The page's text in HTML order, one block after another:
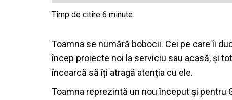
Toamna se numără bobocii. Cei pe care îi
încep proiecte noi la serviciu sau acasă, și
încearcă să îți atragă atenția cu ele.
Toamna reprezintă un nou început și pentru